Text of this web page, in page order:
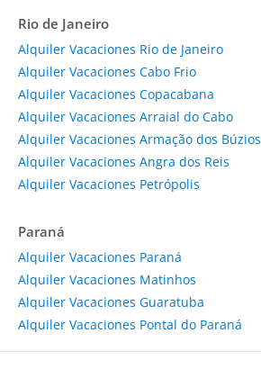
Rio de Janeiro
Alquiler Vacaciones Rio de Janeiro
Alquiler Vacaciones Cabo Frio
Alquiler Vacaciones Copacabana
Alquiler Vacaciones Arraial do Cabo
Alquiler Vacaciones Armação dos Búzios
Alquiler Vacaciones Angra dos Reis
Alquiler Vacaciones Petrópolis
Paraná
Alquiler Vacaciones Paraná
Alquiler Vacaciones Matinhos
Alquiler Vacaciones Guaratuba
Alquiler Vacaciones Pontal do Paraná